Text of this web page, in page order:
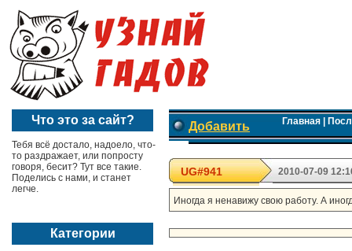
Что это за сайт?
Тебя всё достало, надоело, что-
то раздражает, или попросту
говоря, бесит? Тут все такие.
Поделись с нами, и станет
легче.
Категории
Добавить Главная|
UG#941 2010-07-09
Иногда я ненавижу свою работу. А